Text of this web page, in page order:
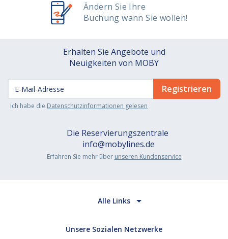
Ändern Sie Ihre
Buchung wann Sie wollen!
Erhalten Sie Angebote und
Neuigkeiten von MOBY
Ich habe die Datenschutzinformationen gelesen
Die Reservierungszentrale
info@mobylines.de
Erfahren Sie mehr über unseren Kundenservice
Alle Links
Unsere Sozialen Netzwerke